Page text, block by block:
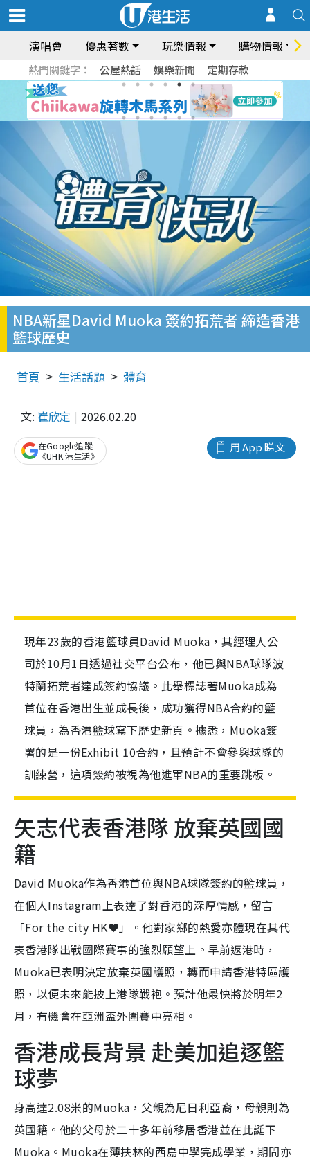
演唱會 優惠著數 玩樂情報 購物情報
熱門關鍵字： 公屋熱話 娛樂新聞 定期存款
NBA新星David Muoka 簽約拓荒者 締造香港
籃球歷史
首頁 生活話題 體育
文: 崔欣定 2026.02.20
用 App 睇文
在Google追蹤
《UHK 港生活》
現年23歲的香港籃球員David Muoka，其經理人公
司於10月1日透過社交平台公布，他已與NBA球隊波
特蘭拓荒者達成簽約協議。此舉標誌著Muoka成為
首位在香港出生並成長後，成功獲得NBA合約的籃
球員，為香港籃球寫下歷史新頁。據悉，Muoka簽
署的是一份Exhibit 10合約，且預計不會參與球隊的
訓練營，這項簽約被視為他進軍NBA的重要跳板。
矢志代表香港隊 放棄英國國
籍
David Muoka作為香港首位與NBA球隊簽約的籃球員，
在個人Instagram上表達了對香港的深厚情感，留言
「For the city HK❤️」。他對家鄉的熱愛亦體現在其代
表香港隊出戰國際賽事的強烈願望上。早前返港時，
Muoka已表明決定放棄英國護照，轉而申請香港特區護
照，以便未來能披上港隊戰袍。預計他最快將於明年2
月，有機會在亞洲盃外圍賽中亮相。
香港成長背景 赴美加追逐籃
球夢
身高達2.08米的Muoka，父親為尼日利亞裔，母親則為
英國籍。他的父母於二十多年前移居香港並在此誕下
Muoka。Muoka在薄扶林的西島中學完成學業，期間亦